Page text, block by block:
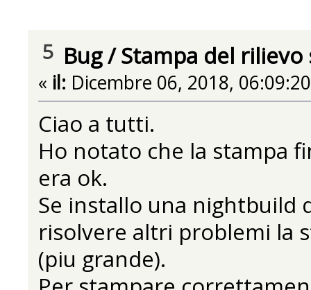
5 Bug/Stampa del rilievo
« il: Dicembre 06, 2018,
Ciao a tutti.
Ho notato che la stampa
era ok.
Se installo una nightbuild
risolvere altri problemi la
(piu grande).